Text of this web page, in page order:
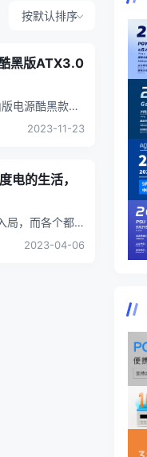
按默认排序
黑版ATX3.0
2023-11-23
电的生活，
差异化的竞争带
2023-04-06